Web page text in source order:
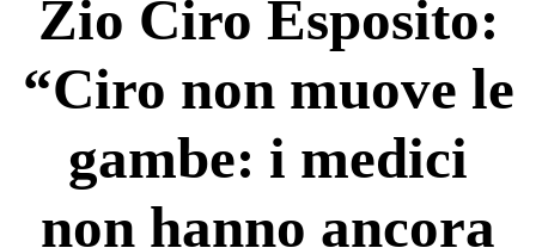
Zio Ciro Esposito:
“Ciro non muove le
gambe: i medici
non hanno ancora